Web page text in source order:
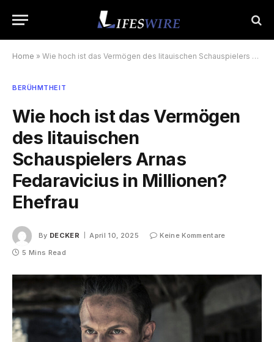
Home » Wie hoch ist das Vermögen des litauischen Schauspielers Arnas Fedaravicius in Millionen? Ehefrau
BERÜHMTHEIT
Wie hoch ist das Vermögen
des litauischen
Schauspielers Arnas
Fedaravicius in Millionen?
Ehefrau
By DECKER April 10, 2025
Keine Kommentare
5 Mins Read